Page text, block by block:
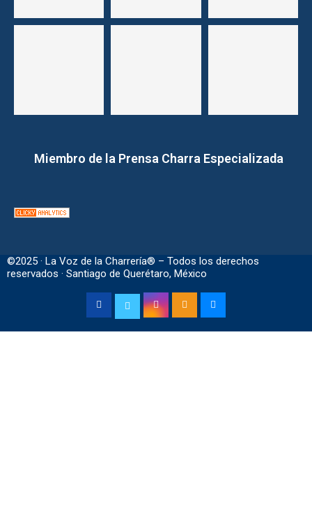
Miembro de la Prensa Charra Especializada
©2025 · La Voz de la Charrería® – Todos los derechos
reservados · Santiago de Querétaro, México